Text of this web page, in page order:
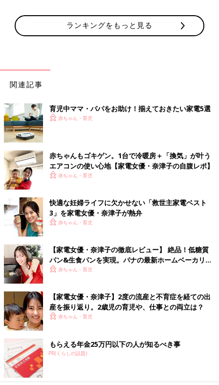
ランキングをもっと見る
関連記事
育児中ママ・パパをお助け！揃えておきたい家電5選
赤ちゃん・育児
赤ちゃんもゴキゲン。1台で冷暖房＋「換気」が叶う
エアコンの使い心地【家電女優・奈津子の自腹レポ】
赤ちゃん・育児
快適な妊婦ライフに欠かせない「救世主家電ベスト
3」を家電女優・奈津子が熱弁
赤ちゃん・育児
【家電女優・奈津子の徹底レビュー】 絶品！低糖質
パン&生食パンを実現。パナの最新ホームベーカリー
は食卓の救世主だった
赤ちゃん・育児
【家電女優・奈津子】2度の流産と不育症を経ての出
産を振り返り。2歳児の育児や、仕事との両立は？
赤ちゃん・育児
もらえる年金25万円以下の人が知るべき事
PR(くらしの話題)